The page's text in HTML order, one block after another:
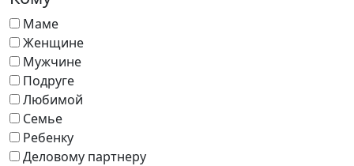
Маме
Женщине
Мужчине
Подруге
Любимой
Семье
Ребенку
Деловому партнеру